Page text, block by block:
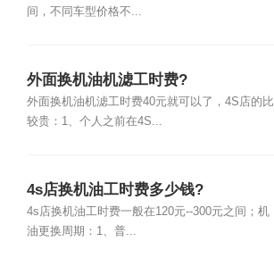
间，不同车型价格不...
外面换机油机滤工时费?
外面换机油机滤工时费40元就可以了，4S店的比
较贵：1、个人之前在4S...
4s店换机油工时费多少钱?
4s店换机油工时费一般在120元--300元之间；机
油更换周期：1、普...